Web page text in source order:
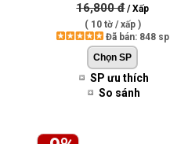
16,800 đ/ Xấp
( 10 tờ / xấp )
Đã bán: 848 sp
SP ưu thích
So sánh